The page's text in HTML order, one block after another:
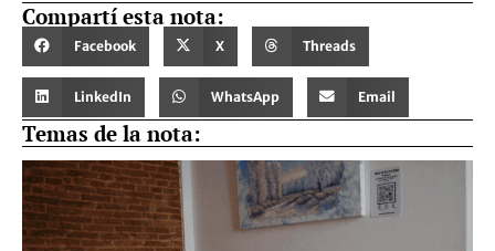
Compartí esta nota:
Facebook X Threads
LinkedIn WhatsApp Email
Temas de la nota: